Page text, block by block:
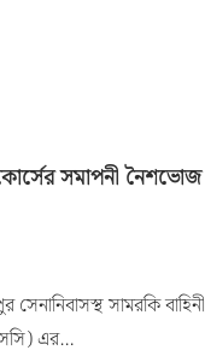
সমাপনী নৈশভোজ
সামরকি বাহিনী
এর…